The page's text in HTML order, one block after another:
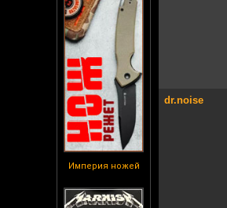
Империя ножей
dr.noise